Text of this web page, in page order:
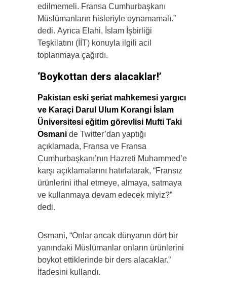
edilmemeli. Fransa Cumhurbaşkanı
Müslümanların hisleriyle oynamamalı.”
dedi. Ayrıca Elahi, İslam İşbirliği
Teşkilatını (İİT) konuyla ilgili acil
toplanmaya çağırdı.
‘Boykottan ders alacaklar!’
Pakistan eski şeriat mahkemesi yargıcı
ve Karaçi Darul Ulum Korangi İslam
Üniversitesi eğitim görevlisi Mufti Taki
Osmani de Twitter’dan yaptığı
açıklamada, Fransa ve Fransa
Cumhurbaşkanı’nın Hazreti Muhammed’e
karşı açıklamalarını hatırlatarak, “Fransız
ürünlerini ithal etmeye, almaya, satmaya
ve kullanmaya devam edecek miyiz?”
dedi.
Osmani, “Onlar ancak dünyanın dört bir
yanındaki Müslümanlar onların ürünlerini
boykot ettiklerinde bir ders alacaklar.”
İfadesini kullandı.